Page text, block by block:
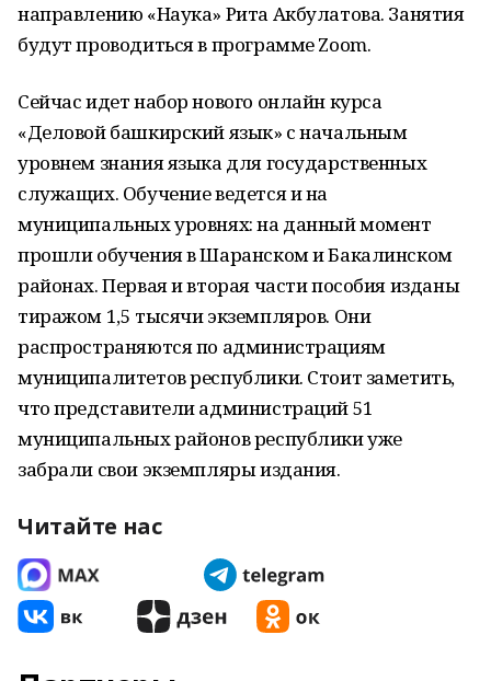
направлению «Наука» Рита Акбулатова. Занятия
будут проводиться в программе Zoom.
Сейчас идет набор нового онлайн курса
«Деловой башкирский язык» с начальным
уровнем знания языка для государственных
служащих. Обучение ведется и на
муниципальных уровнях: на данный момент
прошли обучения в Шаранском и Бакалинском
районах. Первая и вторая части пособия изданы
тиражом 1,5 тысячи экземпляров. Они
распространяются по администрациям
муниципалитетов республики. Стоит заметить,
что представители администраций 51
муниципальных районов республики уже
забрали свои экземпляры издания.
Читайте нас